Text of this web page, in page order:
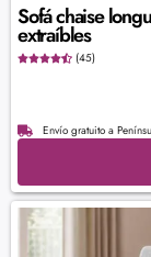
Sofá chaise
extraíbles
(45)
Envío gratuito a